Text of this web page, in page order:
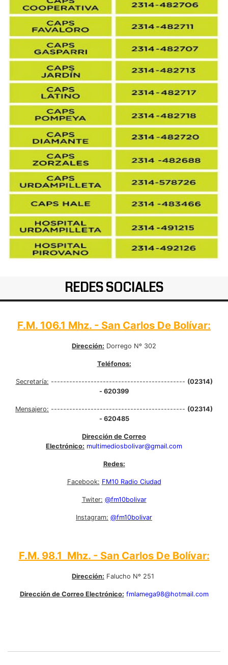
REDES SOCIALES
F.M. 106.1 Mhz. - San Carlos De Bolívar:
Dirección: Dorrego Nº 302
Teléfonos:
Secretaría: -------------------------------------------- (02314)
- 620399
Mensajero: -------------------------------------------- (02314)
- 620485
Dirección de Correo
Electrónico: multimediosbolivar@gmail.com
Redes:
Facebook: FM10 Radio Ciudad
Twiter: @fm10bolivar
Instagram: @fm10bolivar
F.M. 98.1 Mhz. - San Carlos De Bolívar:
Dirección: Falucho Nº 251
Dirección de Correo Electrónico: fmlamega98@hotmail.com